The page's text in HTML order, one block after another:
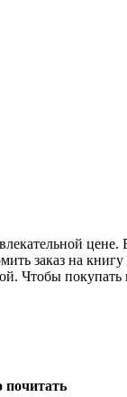
заказ на
Чтобы
почитать